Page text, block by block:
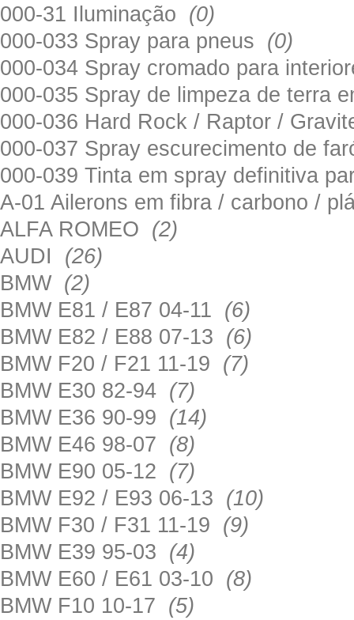
000-31 Iluminação (0)
000-033 Spray para pneus (0)
000-034 Spray cromado para
000-035 Spray de limpeza de terra
000-036 Hard Rock / Raptor /
000-037 Spray escurecimento de
000-039 Tinta em spray definitiva
A-01 Ailerons em fibra / carbono /
ALFA ROMEO (2)
AUDI (26)
BMW (2)
BMW E81 / E87 04-11 (6)
BMW E82 / E88 07-13 (6)
BMW F20 / F21 11-19 (7)
BMW E30 82-94 (7)
BMW E36 90-99 (14)
BMW E46 98-07 (8)
BMW E90 05-12 (7)
BMW E92 / E93 06-13 (10)
BMW F30 / F31 11-19 (9)
BMW E39 95-03 (4)
BMW E60 / E61 03-10 (8)
BMW F10 10-17 (5)